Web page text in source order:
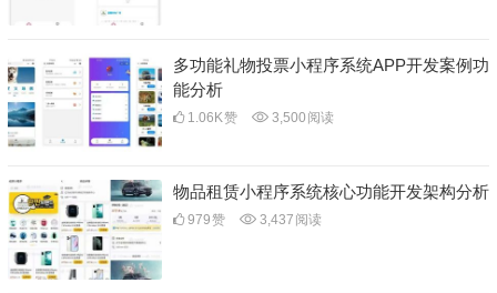
多功能礼物投票小程序系统APP开发案例功
能分析
1.06K赞 3,500 阅读
物品租赁小程序系统核心功能开发架构分析
979赞 3,437 阅读